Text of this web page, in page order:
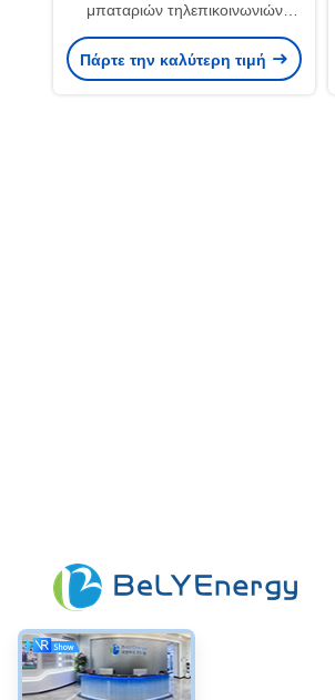
μπαταριών τηλεπικοινωνιών
επικοινωνίας LiFePO4 με τους
δείκτες των οδηγήσεων
Πάρτε την καλύτερη τιμή
Κοινωνικά Μέσα